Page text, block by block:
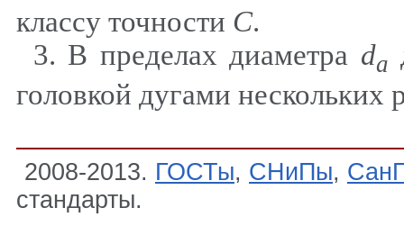
классу точности С.
3. В пределах диаметра da
головкой дугами
2008-2013. ГОСТы, СНиПы,
стандарты.